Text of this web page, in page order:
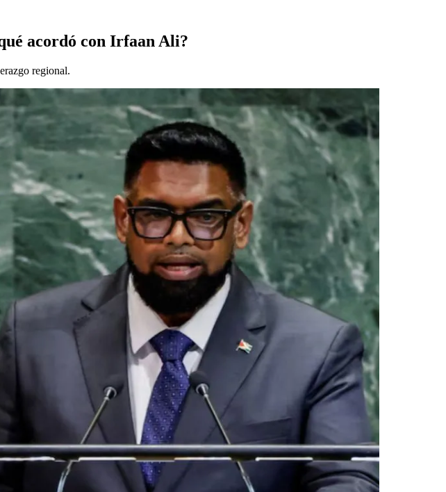
acordó con Irfaan Ali?
regional.